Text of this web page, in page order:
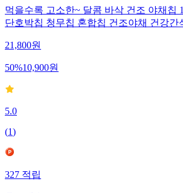
먹을수록 고소한~ 달콤 바삭 건조 야채칩
단호박칩 청무칩 혼합칩 건조야채 건강간
21,800원
50%10,900원
5.0
(1)
327적립